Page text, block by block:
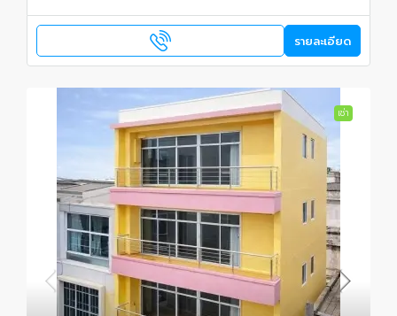
รายละเอียด
เช่า